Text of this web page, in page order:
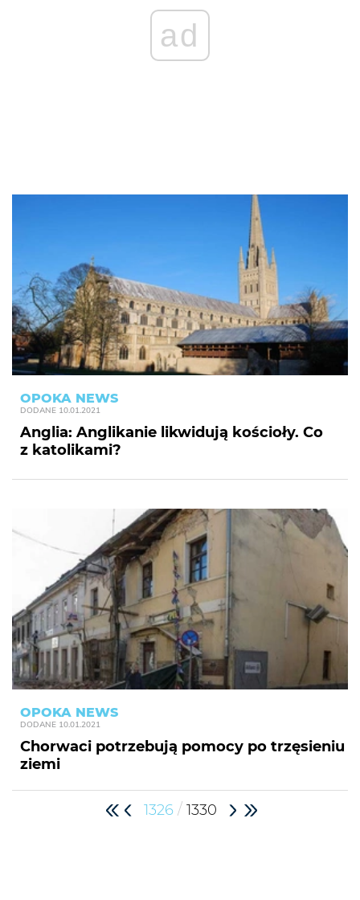
ad
OPOKA NEWS
DODANE 10.01.2021
Anglia: Anglikanie likwidują kościoły. Co
z katolikami?
OPOKA NEWS
DODANE 10.01.2021
Chorwaci potrzebują pomocy po trzęsieniu
ziemi
1326 / 1330